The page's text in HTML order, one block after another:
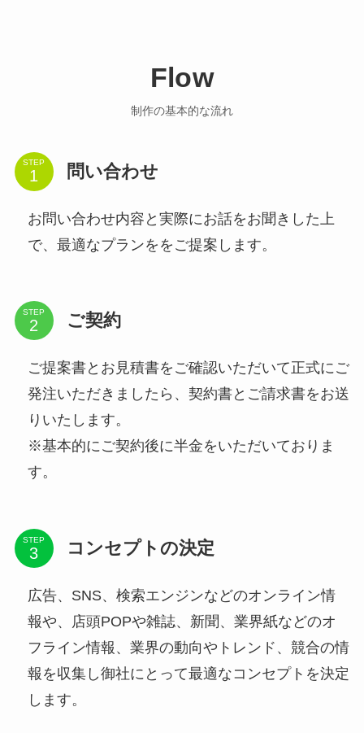
Flow
制作の基本的な流れ
STEP 問い合わせ
お問い合わせ内容と実際にお話をお聞きした上
で、最適なプランををご提案します。
STEP ご契約
ご提案書とお見積書をご確認いただいて正式にご
発注いただきましたら、契約書とご請求書をお送
りいたします。
※基本的にご契約後に半金をいただいておりま
す。
STEP コンセプトの決定
広告、SNS、検索エンジンなどのオンライン情
報や、店頭POPや雑誌、新聞、業界紙などのオ
フライン情報、業界の動向やトレンド、競合の情
報を収集し御社にとって最適なコンセプトを決定
します。